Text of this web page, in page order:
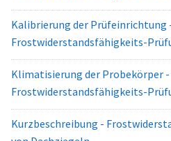
Kalibrierung der Prüfeinrichtung
Frostwiderstandsfähigkeits-
Klimatisierung der Probekörper -
Frostwiderstandsfähigkeits-
Kurzbeschreibung -